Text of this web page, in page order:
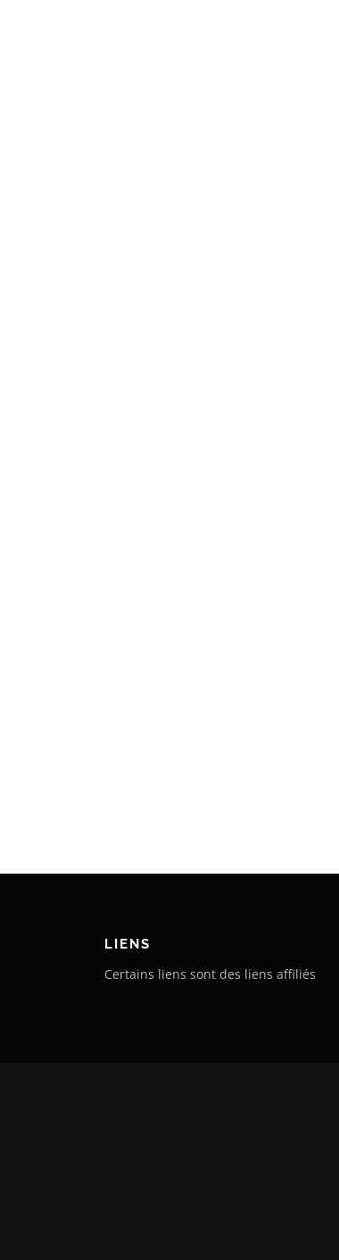
LIENS
Certains liens sont des liens affiliés